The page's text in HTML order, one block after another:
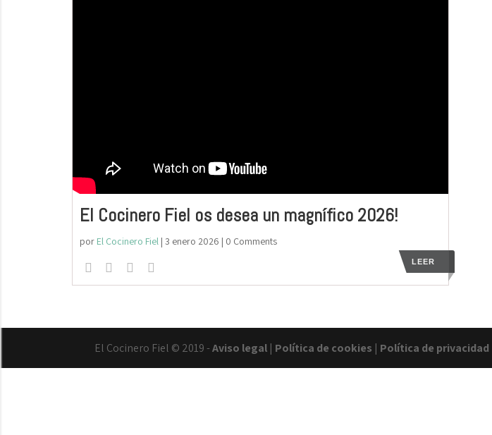
El Cocinero Fiel os desea un magnífico 2026!
por El Cocinero Fiel| 3 enero 2026 | 0 Comments
LEER
El Cocinero Fiel © 2019 -Aviso legal | Política de cookies | Política de privacidad